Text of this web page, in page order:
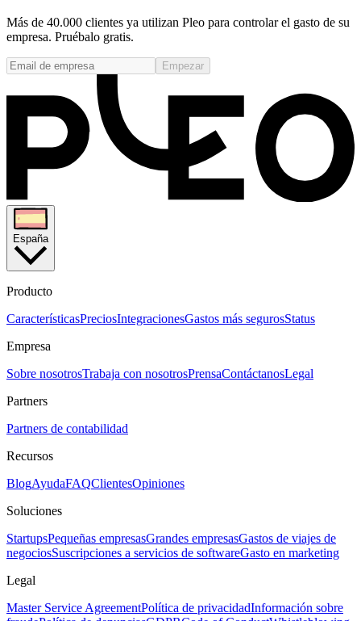
Más de 40.000 clientes ya utilizan Pleo para controlar el gasto de su
empresa. Pruébalo gratis.
Empezar
España
Producto
CaracterísticasPreciosIntegracionesGastos más segurosStatus
Empresa
Sobre nosotrosTrabaja con nosotrosPrensaContáctanosLegal
Partners
Partners de contabilidad
Recursos
BlogAyudaFAQClientesOpiniones
Soluciones
StartupsPequeñas empresasGrandes empresasGastos de viajes de
negociosSuscripciones a servicios de softwareGasto en marketing
Legal
Master Service AgreementPolítica de privacidadInformación sobre